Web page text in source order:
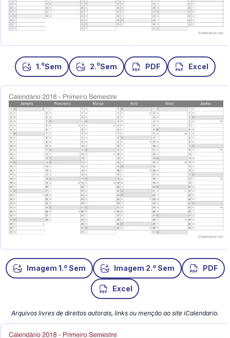
1.oSem 2.oSem PDF Excel
Imagem 1.o Sem Imagem 2.o Sem PDF
Excel
Arquivos livres de direitos autorais, links ou menção ao site iCalendario.